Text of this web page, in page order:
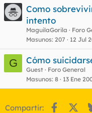
Como
intento
MaguilaGorila
Foro
Masunos 207 12 Jul
G Cómo
Guest
Foro General
Masunos 8 13 Ene
Compartir: